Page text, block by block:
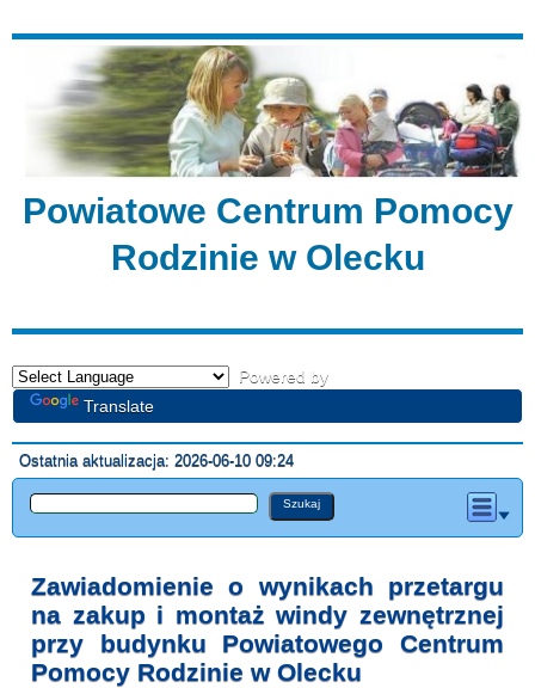
Powiatowe Centrum Pomocy
Rodzinie w Olecku
Powered by
Translate
Ostatnia aktualizacja: 2026-06-10 09:24
Zawiadomienie o wynikach przetargu
na zakup i montaż windy zewnętrznej
przy budynku Powiatowego Centrum
Pomocy Rodzinie w Olecku